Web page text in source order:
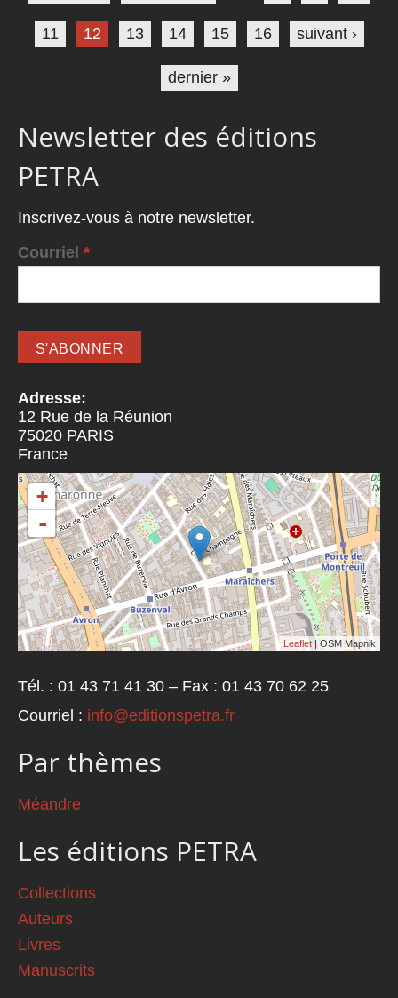
11 12 13 14 15 16 suivant ›
dernier »
Newsletter des éditions
PETRA
Inscrivez-vous à notre newsletter.
Courriel *
Adresse:
12 Rue de la Réunion
75020 PARIS
France
+
-
Leaflet | OSM Mapnik
Tél. : 01 43 71 41 30 – Fax : 01 43 70 62 25
Courriel : info@editionspetra.fr
Par thèmes
Méandre
Les éditions PETRA
Collections
Auteurs
Livres
Manuscrits